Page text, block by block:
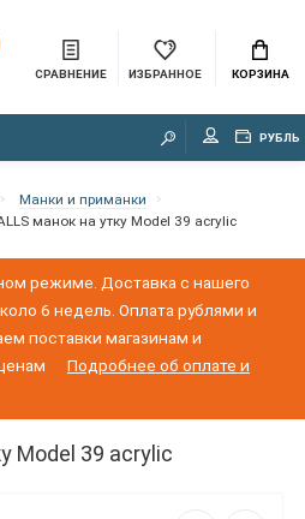
СРАВНЕНИЕ ИЗБРАННОЕ КОРЗИНА
РУБЛЬ
Манки и приманки
манок на утку Model 39 acrylic
режиме. Доставка с нашего
6 недель. Оплата рублями и
поставки магазинам и
Подробнее об оплате и
Model 39 acrylic